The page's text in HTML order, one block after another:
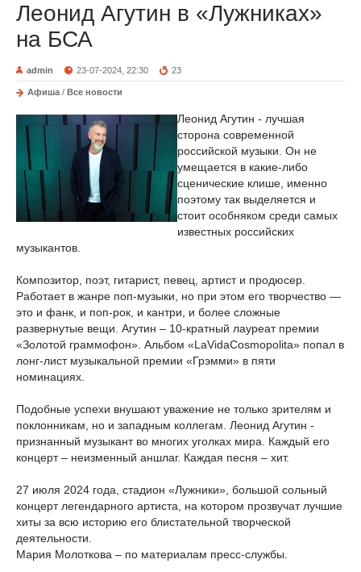
Леонид Агутин в «Лужниках»
на БСА
admin 23-07-2024, 22:30 23
Афиша / Все новости
Леонид Агутин - лучшая
сторона современной
российской музыки. Он не
умещается в какие-либо
сценические клише, именно
поэтому так выделяется и
стоит особняком среди самых
известных российских
музыкантов.
Композитор, поэт, гитарист, певец, артист и продюсер.
Работает в жанре поп-музыки, но при этом его творчество —
это и фанк, и поп-рок, и кантри, и более сложные
развернутые вещи. Агутин – 10-кратный лауреат премии
«Золотой граммофон». Альбом «LaVidaCosmopolita» попал в
лонг-лист музыкальной премии «Грэмми» в пяти
номинациях.
Подобные успехи внушают уважение не только зрителям и
поклонникам, но и западным коллегам. Леонид Агутин -
признанный музыкант во многих уголках мира. Каждый его
концерт – неизменный аншлаг. Каждая песня – хит.
27 июля 2024 года, стадион «Лужники», большой сольный
концерт легендарного артиста, на котором прозвучат лучшие
хиты за всю историю его блистательной творческой
деятельности.
Мария Молоткова – по материалам пресс-службы.